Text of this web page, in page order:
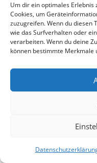
Um dir ein optimales Erlebnis
Cookies, um
zuzugreifen. Wenn du diesen
wie das Surfverhalten oder
verarbeiten. Wenn du deine
können bestimmte Merkmale
35,- Euro wegen
der Ausrede „EU-
Bei Verdacht wegen
mehr vorhandene)
kann in jedes
buch eingesehen